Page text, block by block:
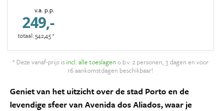
v.a. p.p.
249,-
totaal: 542,45 *
* Deze vanaf-prijs is incl. alle toeslagen o.b.v. 2 personen, 3 dagen en voor
16 aankomstdagen beschikbaar!
Geniet van het uitzicht over de stad Porto en de
levendige sfeer van Avenida dos Aliados, waar je